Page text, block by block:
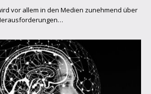
vor allem in den Medien zunehmend über